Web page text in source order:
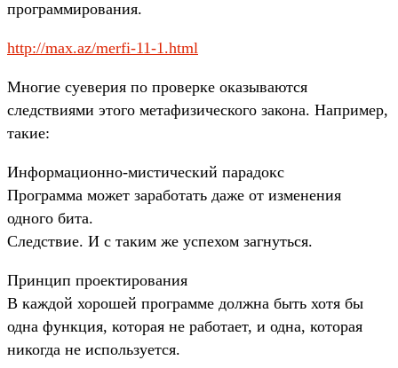
программирования.
http://max.az/merfi-11-1.html
Многие суеверия по проверке оказываются
следствиями этого метафизического закона. Например,
такие:
Информационно-мистический парадокс
Программа может заработать даже от изменения
одного бита.
Следствие. И с таким же успехом загнуться.
Принцип проектирования
В каждой хорошей программе должна быть хотя бы
одна функция, которая не работает, и одна, которая
никогда не используется.